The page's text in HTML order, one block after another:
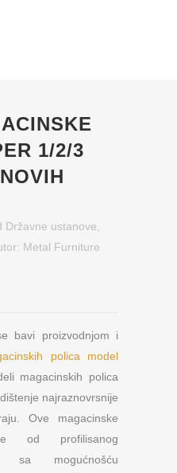
1/2/3
Državne ustanove
Metal Furniture
bavi proizvodnjom i
polica model
magacinskih polica
najraznovrsnije
Ove magacinske
od profilisanog
sa mogućnošću